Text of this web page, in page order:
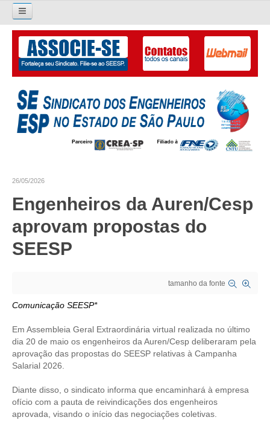
Pesquisar...
O SINDICATO
APRESENTAÇÃO
PALAVRA DO PRESIDENTE
GALERIA EX-PRESIDENTES
HISTÓRICO E ATUAÇÃO
COMPOSIÇÃO
CONSELHOS ASSESSORES
PERSONALIDADES DA TECNOLOGIA
26/05/2026
Engenheiros da Auren/Cesp
aprovam propostas do
SEESP
tamanho da fonte
Comunicação SEESP*
Em Assembleia Geral Extraordinária virtual realizada no último
dia 20 de maio os engenheiros da Auren/Cesp delibera­ram pela
aprovação das propostas do SEESP relativas à Campanha
Salarial 2026.
Diante disso, o sindicato informa que encaminhará à empresa
ofício com a pauta de reivindicações dos engenheiros
aprovada, visando o início das negociações coletivas.